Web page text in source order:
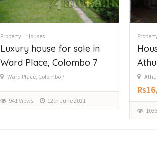
Property Houses
Luxury house for sale in
Ward Place, Colombo 7
Ward Place, Colombo 7
941 Views 12th June 2021